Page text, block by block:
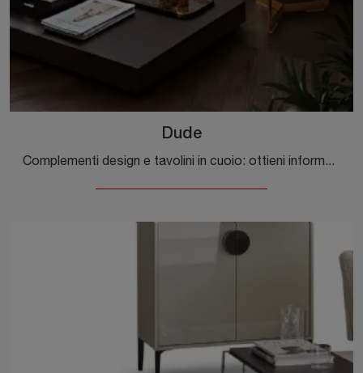
Dude
Complementi design e tavolini in cuoio: ottieni informazioni sul modello Dude di Dema e potrai impreziosire i tuoi interni.